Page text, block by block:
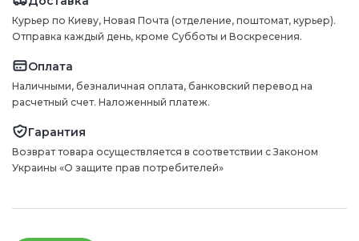
Курьер по Киеву, Новая Почта (отделение, поштомат, курьер).
Отправка каждый день, кроме Субботы и Воскресения.
Оплата
Наличными, безналичная оплата, банковский перевод на
расчетный счет. Наложенный платеж.
Гарантия
Возврат товара осуществляется в соответствии с Законом
Украины «О защите прав потребителей»